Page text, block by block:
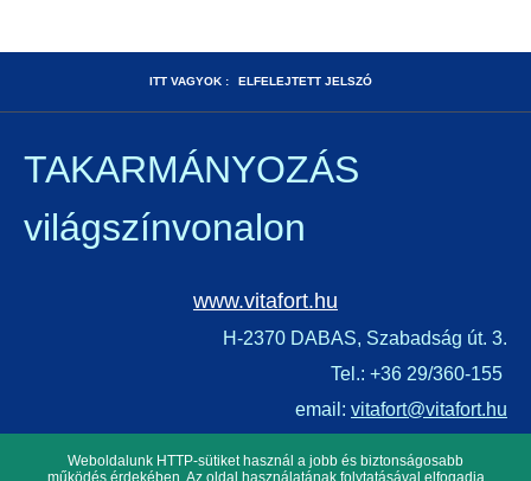
ITT VAGYOK : ELFELEJTETT JELSZÓ
TAKARMÁNYOZÁS
világszínvonalon
www.vitafort.hu
H-2370 DABAS, Szabadság út. 3.
Tel.: +36 29/360-155
email: vitafort@vitafort.hu
Weboldalunk HTTP-sütiket használ a jobb és biztonságosabb
működés érdekében. Az oldal használatának folytatásával elfogadja